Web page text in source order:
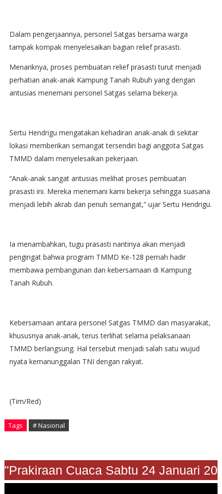
‎Dalam pengerjaannya, personel Satgas bersama warga
tampak kompak menyelesaikan bagian relief prasasti.
‎Menariknya, proses pembuatan relief prasasti turut menjadi
perhatian anak-anak Kampung Tanah Rubuh yang dengan
antusias menemani personel Satgas selama bekerja.
‎Sertu Hendrigu mengatakan kehadiran anak-anak di sekitar
lokasi memberikan semangat tersendiri bagi anggota Satgas
TMMD dalam menyelesaikan pekerjaan.
‎“Anak-anak sangat antusias melihat proses pembuatan
prasasti ini. Mereka menemani kami bekerja sehingga suasana
menjadi lebih akrab dan penuh semangat,” ujar Sertu Hendrigu.
‎Ia menambahkan, tugu prasasti nantinya akan menjadi
pengingat bahwa program TMMD Ke-128 pernah hadir
membawa pembangunan dan kebersamaan di Kampung
Tanah Rubuh.
‎Kebersamaan antara personel Satgas TMMD dan masyarakat,
khususnya anak-anak, terus terlihat selama pelaksanaan
TMMD berlangsung. Hal tersebut menjadi salah satu wujud
nyata kemanunggalan TNI dengan rakyat.
(Tim/Red)
Tags # Nasional
Cuaca Sabtu 24 Januari